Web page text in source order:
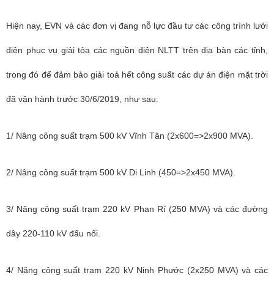
Hiện nay, EVN và các đơn vị đang nỗ lực đầu tư các công trình lưới
điện phục vụ giải tỏa các nguồn điện NLTT trên địa bàn các tỉnh,
trong đó để đảm bảo giải toả hết công suất các dự án điện mặt trời
đã vận hành trước 30/6/2019, như sau:
1/ Nâng công suất trạm 500 kV Vĩnh Tân (2x600=>2x900 MVA).
2/ Nâng công suất trạm 500 kV Di Linh (450=>2x450 MVA).
3/ Năng công suất trạm 220 kV Phan Rí (250 MVA) và các đường
dây 220-110 kV đấu nối.
4/ Năng công suất trạm 220 kV Ninh Phước (2x250 MVA) và các